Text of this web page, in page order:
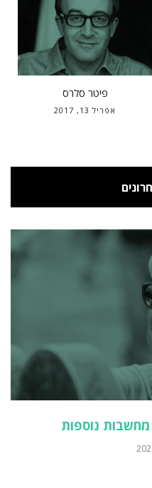
פיטר סלרס
אפריל 13, 2017
נוספות